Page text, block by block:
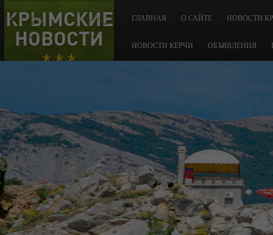
КРЫМСКИЕ
НОВОСТИ
ГЛАВНАЯ О САЙТЕ НОВОСТИ
НОВОСТИ КЕРЧИ ОБЪЯВЛЕНИЯ